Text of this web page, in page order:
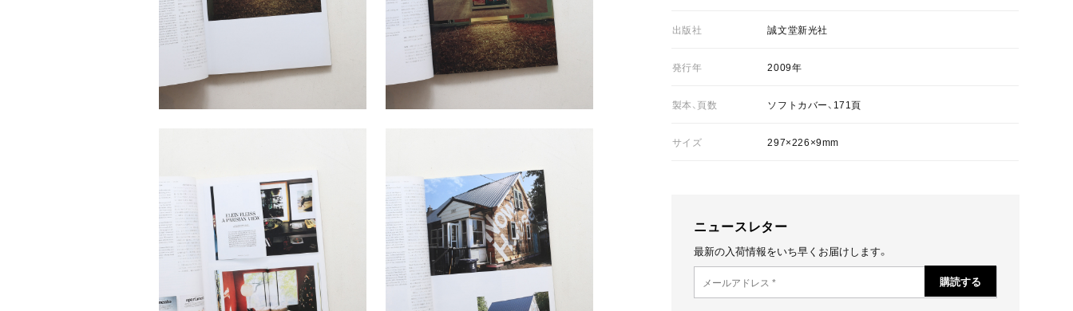
03出版社 誠文堂新光社
05発行年 2009年
06製本、頁数 ソフトカバー、171頁
07サイズ 297×226×9mm
ニュースレター
最新の入荷情報をいち早くお届けします。